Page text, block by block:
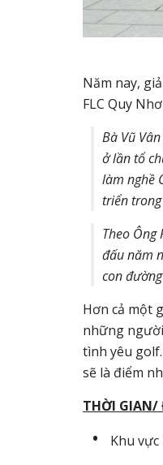
Năm nay,
FLC Quy
Bà Vũ
ở lần tổ
làm nghề
triển trong
Theo Ông
đấu năm
con
Hơn cả một
những
tình yêu
sẽ là điểm
THỜI GIAN/
Khu vực